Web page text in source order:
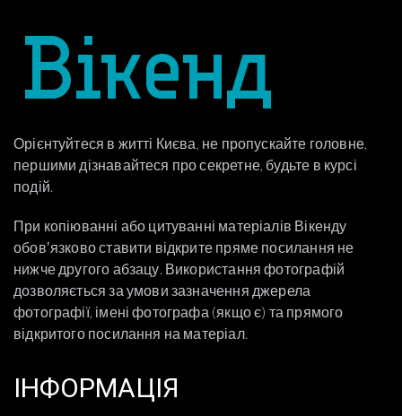
Орієнтуйтеся в житті Києва, не пропускайте головне,
першими дізнавайтеся про секретне, будьте в курсі
подій.
При копіюванні або цитуванні матеріалів Вікенду
обовʼязково ставити відкрите пряме посилання не
нижче другого абзацу. Використання фотографій
дозволяється за умови зазначення джерела
фотографії, імені фотографа (якщо є) та прямого
відкритого посилання на матеріал.
ІНФОРМАЦІЯ